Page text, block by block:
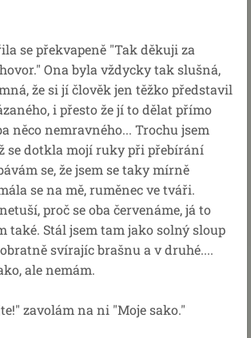
se překvapeně "Tak děkuji za
Ona byla vždycky tak slušná,
že si jí člověk jen těžko představil
i přesto že jí to dělat přímo
něco nemravného... Trochu jsem
se dotkla mojí ruky při přebírání
se, že jsem se taky mírně
se na mě, ruměnec ve tváři.
proč se oba červenáme, já to
také. Stál jsem tam jako solný sloup
svírajíc brašnu a v druhé....
ale nemám.
zavolám na ni "Moje sako."